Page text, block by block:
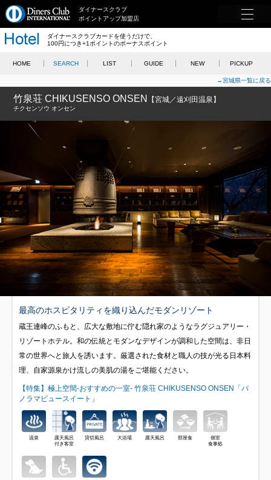
ダイナースクラブ
ポイントアップ加盟店
ダイナースクラブカードを使うだけで、
100円につき+1ポイントのボーナスポイント
HOME SEARCH LIST GUIDE NEW PICKUP
→宮城県一覧に戻る
竹泉荘 CHIKUSENSO ONSEN 【宮城／遠刈田温泉】
チクセンソウ オンセン
最高のホスピタリティを織り込んだモダンリゾート
蔵王連峰のふもと、広大な敷地に佇む隠れ家のようなラグジュアリー・
リゾートホテル。和の伝統とモダンなデザインが調和した空間は、非日
常の世界へと旅人を誘います。厳選された食材と職人の技が光る日本料
理、自家源泉かけ流しの美肌の湯をご堪能ください。
【特集】極上空間-おすすめの一室- 竹泉荘 CHIKUSENSO ONSEN「パ
ノラマビュースイート」
温泉
露天風呂
付き客室
貸切風呂 大浴場 露天風呂 部屋食
個室
食事処